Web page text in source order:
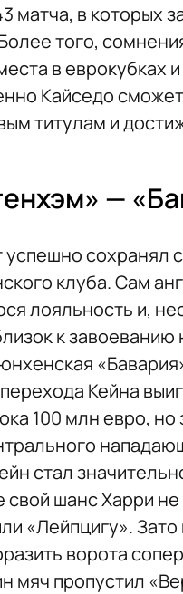
матча, в которых
того,
в еврокубках
Кайседо
титулам и
—
сохранял
клуба. Сам
лояльность и,
к
Кейна
100 млн евро,
стал
шанс Харри
«Лейпцигу».
ворота
мяч пропустил